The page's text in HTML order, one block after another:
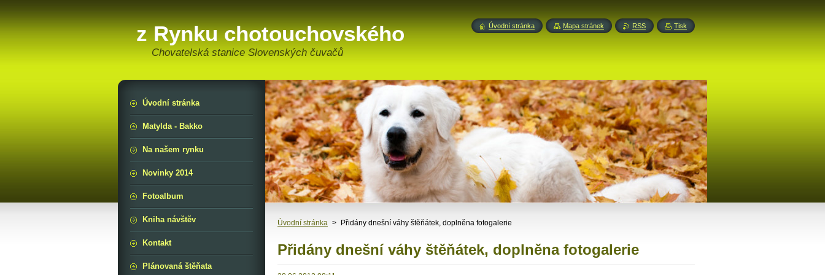
z Rynku chotouchovského
Chovatelská stanice Slovenských čuvačů
Úvodní stránka > Přidány dnešní váhy štěňátek, doplněna fotogalerie
Přidány dnešní váhy štěňátek, doplněna fotogalerie
Úvodní stránka
Matylda - Bakko
Na našem rynku
Novinky 2014
Fotoalbum
Kniha návštěv
Kontakt
Plánovaná štěňata
Úvodní stránka Mapa stránek RSS Tisk